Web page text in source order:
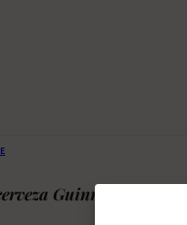
Guinness receta